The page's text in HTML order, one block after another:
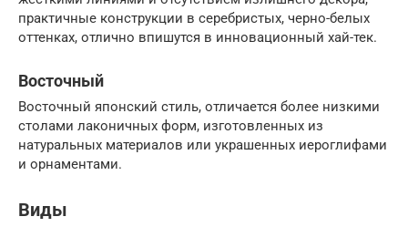
практичные конструкции в серебристых, черно-белых
оттенках, отлично впишутся в инновационный хай-тек.
Восточный
Восточный японский стиль, отличается более низкими
столами лаконичных форм, изготовленных из
натуральных материалов или украшенных иероглифами
и орнаментами.
Виды